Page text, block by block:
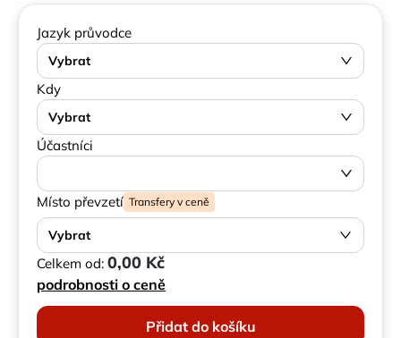
Jazyk průvodce
Vybrat
Kdy
Vybrat
Účastníci
Místo převzetí Transfery v ceně
Vybrat
Celkem od: 0,00 Kč
podrobnosti o ceně
Přidat do košíku